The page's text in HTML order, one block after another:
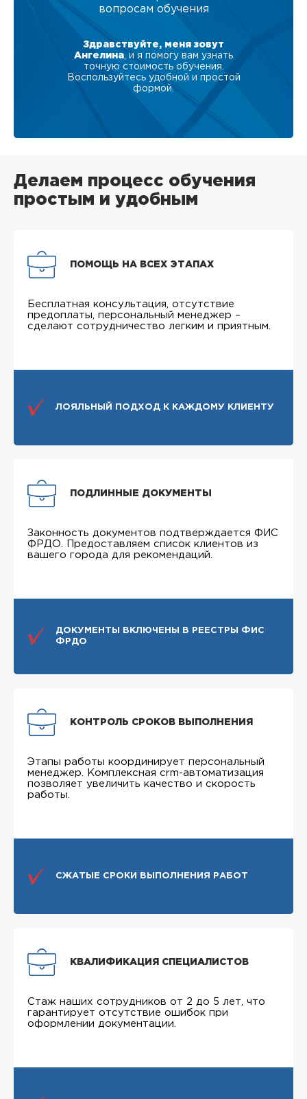
вопросам обучения
Здравствуйте, меня зовут
Ангелина , и я помогу вам узнать
точную стоимость обучения.
Воспользуйтесь удобной и простой
формой.
Делаем процесс обучения
простым и удобным
ПОМОЩЬ НА ВСЕХ ЭТАПАХ
Бесплатная консультация, отсутствие
предоплаты, персональный менеджер –
сделают сотрудничество легким и приятным.
ЛОЯЛЬНЫЙ ПОДХОД К КАЖДОМУ КЛИЕНТУ
ПОДЛИННЫЕ ДОКУМЕНТЫ
Законность документов подтверждается ФИС
ФРДО. Предоставляем список клиентов из
вашего города для рекомендаций.
ДОКУМЕНТЫ ВКЛЮЧЕНЫ В РЕЕСТРЫ ФИС
ФРДО
КОНТРОЛЬ СРОКОВ ВЫПОЛНЕНИЯ
Этапы работы координирует персональный
менеджер. Комплексная crm-автоматизация
позволяет увеличить качество и скорость
работы.
СЖАТЫЕ СРОКИ ВЫПОЛНЕНИЯ РАБОТ
КВАЛИФИКАЦИЯ СПЕЦИАЛИСТОВ
Стаж наших сотрудников от 2 до 5 лет, что
гарантирует отсутствие ошибок при
оформлении документации.